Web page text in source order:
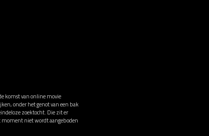
komst van online movie
onder het genot van een bak
zoektocht. Die zit er
moment niet wordt aangeboden